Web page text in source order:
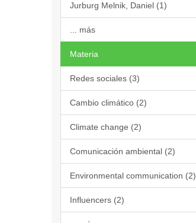
Jurburg Melnik, Daniel (1)
... más
Materia
Redes sociales (3)
Cambio climático (2)
Climate change (2)
Comunicación ambiental (2)
Environmental communication (2)
Influencers (2)